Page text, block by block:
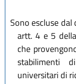
Sono escluse
artt. 4 e 5
che
stabilimenti
universitari di